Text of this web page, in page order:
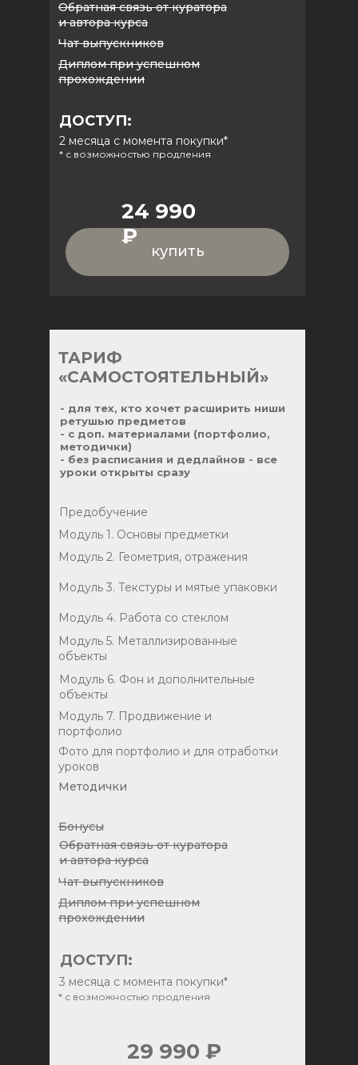
- для тех, кто хочет расширить ниши
ретушью предметов
- с доп. материалами (портфолио,
методички)
- без расписания и дедлайнов - все
уроки открыты сразу
ДОСТУП:
* с возможностью продления
3 месяца с момента покупки*
Модуль 7. Продвижение и
портфолио
Модуль 6. Фон и дополнительные
объекты
Модуль 5. Металлизированные
объекты
ТАРИФ
«САМОСТОЯТЕЛЬНЫЙ»
ДОСТУП:
Модуль 1. Основы предметки
Модуль 3. Текстуры и мятые упаковки
Модуль 2. Геометрия, отражения
Обратная связь от куратора
и автора курса
Чат выпускников
Бонусы
Диплом при успешном
прохождении
Фото для портфолио и для отработки
уроков
Предобучение
Модуль 4. Работа со стеклом
Методички
Обратная связь от куратора
и автора курса
Чат выпускников
Диплом при успешном
прохождении
* с возможностью продления
2 месяца с момента покупки*
купить
24 990
₽
29 990 ₽